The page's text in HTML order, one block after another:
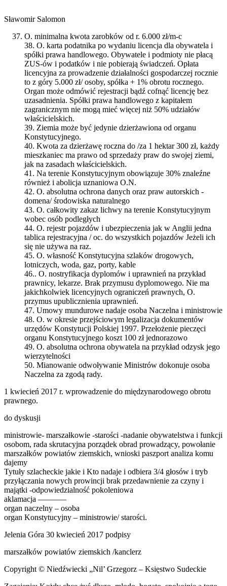
Sławomir Salomon
O. minimalna kwota zarobków od r. 6.000 zł/m-c
38. O. karta podatnika po wydaniu licencja dla obywatela i
spółki prawa handlowego. Obywatele i podmioty nie płacą
ZUS-ów i podatków i nie pobierają świadczeń. Opłata
licencyjna za prowadzenie działalności gospodarczej rocznie
to z góry 5.000 zł/ osoby, spółka + 1% obrotu rocznego.
Organ może odmówić rejestracji bądź cofnąć licencję bez
uzasadnienia. Spółki prawa handlowego z kapitałem
zagranicznym nie mogą mieć więcej niż 50% udziałów
właścicielskich.
39. Ziemia może być jedynie dzierżawiona od organu
Konstytucyjnego.
40. Kwota za dzierżawę roczna do /za 1 hektar 300 zł, każdy
mieszkaniec ma prawo od sprzedaży praw do swojej ziemi,
jak na zasadach właścicielskich.
41. Na terenie Konstytucyjnym obowiązuje 30% znaleźne
również i abolicja uznaniowa O.N.
42. O. absolutna ochrona danych oraz praw autorskich -
domena/ środowiska naturalnego
43. O. całkowity zakaz lichwy na terenie Konstytucyjnym
wobec osób podległych
44. O. rejestr pojazdów i ubezpieczenia jak w Anglii jedna
tablica rejestracyjna / oc. do wszystkich pojazdów Jeżeli ich
się nie używa na raz.
45. O. własność Konstytucyjna szlaków drogowych,
lotniczych, woda, gaz, porty, kable
46.. O. nostryfikacja dyplomów i uprawnień na przykład
prawnicy, lekarze. Brak przymusu dyplomowego. Nie ma
jakichkolwiek licencyjnych ograniczeń prawnych, O.
przymus upublicznienia uprawnień.
47. Umowy mundurowe nadaje osoba Naczelna i ministrowie
48. O. w okresie przejściowym legalizacja dokumentów
urzędów Konstytucji Polskiej 1997. Przełożenie pieczęci
organu Konstytucyjnego koszt 100 zł jednorazowo
49. O. absolutna ochrona obywatela na przykład odzysk jego
wierzytelności
50. Mianowanie odwoływanie Ministrów dokonuje osoba
Naczelna za zgodą rady.
1 kwiecień 2017 r. wprowadzenie do międzynarodowego obrotu
prawnego.
do dyskusji
ministrowie- marszałkowie -starości -nadanie obywatelstwa i funkcji
osobom, rada skrutacyjna porządek obrad prowadzący, powołanie
marszałków powiatów ziemskich, wnioski paszport analiza komu
dajemy
Tytuły szlacheckie jakie i Kto nadaje i odbiera 3/4 głosów i tryb
przyłączania nowych prowincji brak przedawnienie za czyny i
majątki -odpowiedzialność pokoleniowa
aklamacja ———–
organ naczelny – osoba
organ Konstytucyjny – ministrowie/ starości.
Jelenia Góra 30 kwiecień 2017 podpisy
marszałków powiatów ziemskich /kanclerz
Copyright © Niedźwiecki „Nil’ Grzegorz – Księstwo Sudeckie